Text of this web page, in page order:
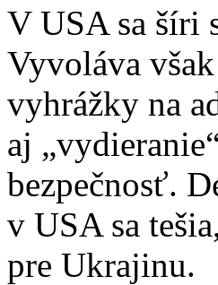
V USA sa šíri
Vyvoláva
vyhrážky na
aj
bezpečnosť.
v USA sa
pre Ukrajinu.